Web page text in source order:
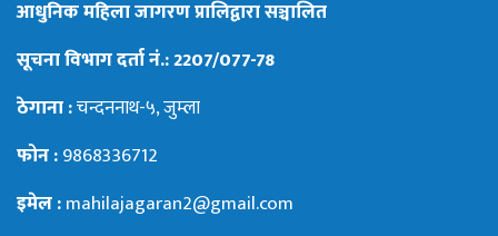
आधुनिक महिला जागरण प्रालिद्वारा सञ्चालित
सूचना विभाग दर्ता नं.: 2207/077-78
ठेगाना :चन्दननाथ-५, जुम्ला
फोन :9868336712
इमेल :mahilajagaran2@gmail.com